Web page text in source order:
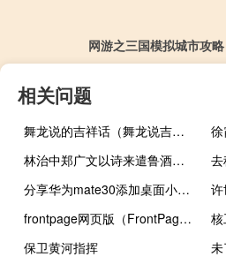
网游之三国模拟城市攻
相关问题
舞龙说的吉祥话（舞龙说吉祥语）
林治中郑广文以诗来遣鲁酒报聘拙语辅行(关于林治中郑广文以诗来遣鲁酒报聘拙语辅行的简介)
分享华为mate30添加桌面小工具的方法
frontpage网页版（FrontPage 教程）
保卫黄河指挥